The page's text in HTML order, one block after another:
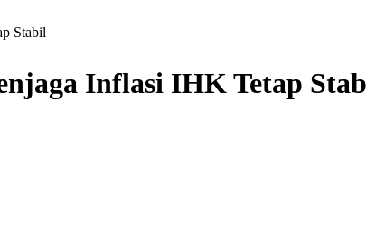
Stabil
Inflasi IHK Tetap